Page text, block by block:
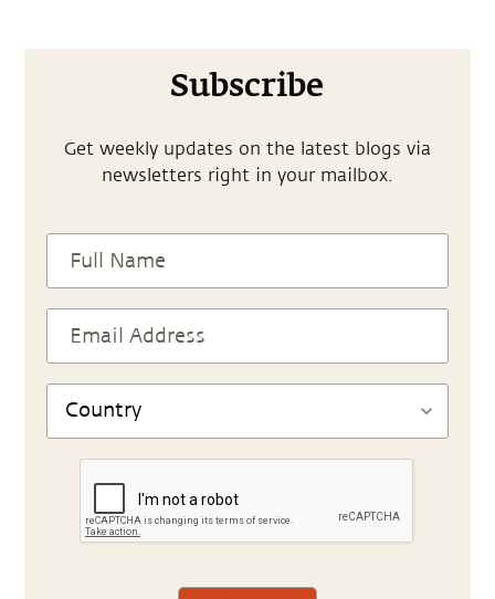
Subscribe
Get weekly updates on the latest blogs via
newsletters right in your mailbox.